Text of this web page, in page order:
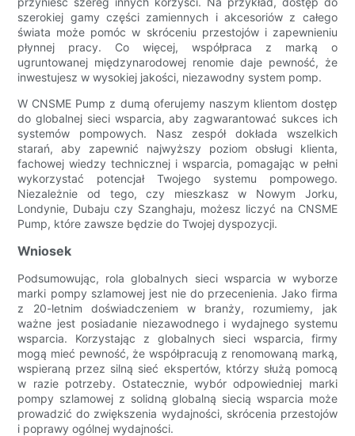
szerokiej gamy części zamiennych i akcesoriów z całego
świata może pomóc w skróceniu przestojów i zapewnieniu
płynnej pracy. Co więcej, współpraca z marką o
ugruntowanej międzynarodowej renomie daje pewność, że
inwestujesz w wysokiej jakości, niezawodny system pomp.
W CNSME Pump z dumą oferujemy naszym klientom dostęp
do globalnej sieci wsparcia, aby zagwarantować sukces ich
systemów pompowych. Nasz zespół dokłada wszelkich
starań, aby zapewnić najwyższy poziom obsługi klienta,
fachowej wiedzy technicznej i wsparcia, pomagając w pełni
wykorzystać potencjał Twojego systemu pompowego.
Niezależnie od tego, czy mieszkasz w Nowym Jorku,
Londynie, Dubaju czy Szanghaju, możesz liczyć na CNSME
Pump, które zawsze będzie do Twojej dyspozycji.
Wniosek
Podsumowując, rola globalnych sieci wsparcia w wyborze
marki pompy szlamowej jest nie do przecenienia. Jako firma
z 20-letnim doświadczeniem w branży, rozumiemy, jak
ważne jest posiadanie niezawodnego i wydajnego systemu
wsparcia. Korzystając z globalnych sieci wsparcia, firmy
mogą mieć pewność, że współpracują z renomowaną marką,
wspieraną przez silną sieć ekspertów, którzy służą pomocą
w razie potrzeby. Ostatecznie, wybór odpowiedniej marki
pompy szlamowej z solidną globalną siecią wsparcia może
prowadzić do zwiększenia wydajności, skrócenia przestojów
i poprawy ogólnej wydajności.